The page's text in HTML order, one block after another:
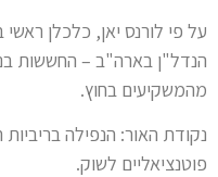
על פי לורנס יאן, כלכלן
הנדל"ן בארה"ב – החששות
מהמשקיעים בחוץ.
נקודת האור: הנפילה
פוטנציאליים לשוק.